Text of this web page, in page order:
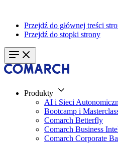
Przejdź do głównej treści
Przejdź do stopki strony
Produkty
AI i Sieci
Bootcamp i
Comarch Betterfly
Comarch Business
Comarch Corporate